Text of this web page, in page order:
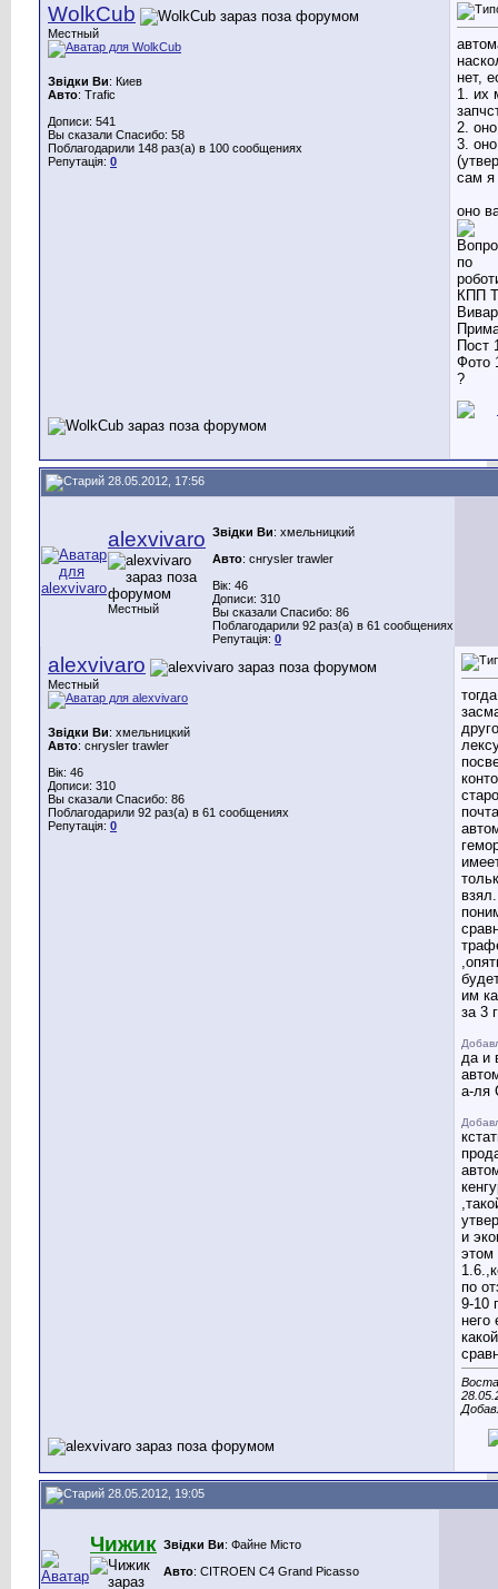
WolkCub
Местный
Звідки Ви: Киев
Авто: Trafic
Дописи: 541
Вы сказали Спасибо: 58
Поблагодарили 148 раз(а) в 100 сообщениях
Репутація: 0
нет,
1. их
2.
3.
сам я
оно
?
28.05.2012, 17:56
alexvivaro
Местный
Звідки Ви: хмельницкий
Авто: снrysler trawler
Вік: 46
Дописи: 310
Вы сказали Спасибо: 86
Поблагодарили 92 раз(а) в 61 сообщениях
Репутація: 0
alexvivaro
Местный
Звідки Ви: хмельницкий
Авто: снrysler trawler
Вік: 46
Дописи: 310
Вы сказали Спасибо: 86
Поблагодарили 92 раз(а) в 61 сообщениях
Репутація: 0
им
за 3
да и
а-ля
и
этом
по
9-10
него
28.05.2012, 19:05
Чижик Звідки Ви: Файне Місто
Авто: CITROEN C4 Grand Picasso